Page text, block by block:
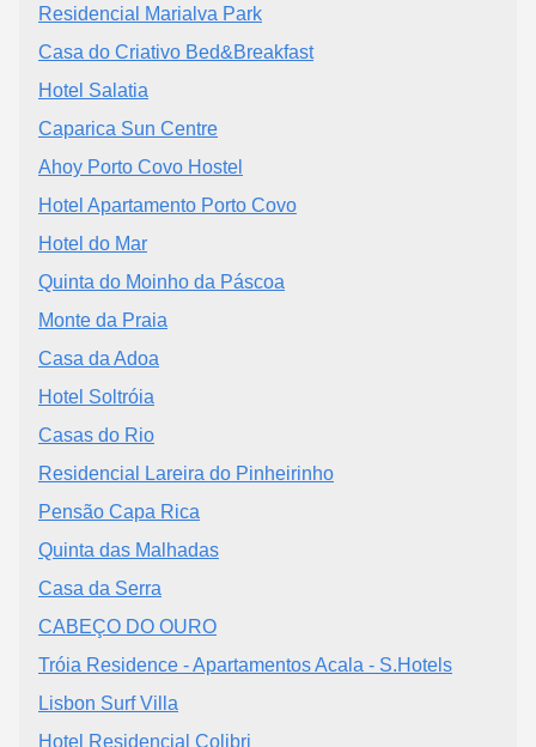
Residencial Marialva Park
Casa do Criativo Bed&Breakfast
Hotel Salatia
Caparica Sun Centre
Ahoy Porto Covo Hostel
Hotel Apartamento Porto Covo
Hotel do Mar
Quinta do Moinho da Páscoa
Monte da Praia
Casa da Adoa
Hotel Soltróia
Casas do Rio
Residencial Lareira do Pinheirinho
Pensão Capa Rica
Quinta das Malhadas
Casa da Serra
CABEÇO DO OURO
Tróia Residence - Apartamentos Acala - S.Hotels
Lisbon Surf Villa
Hotel Residencial Colibri